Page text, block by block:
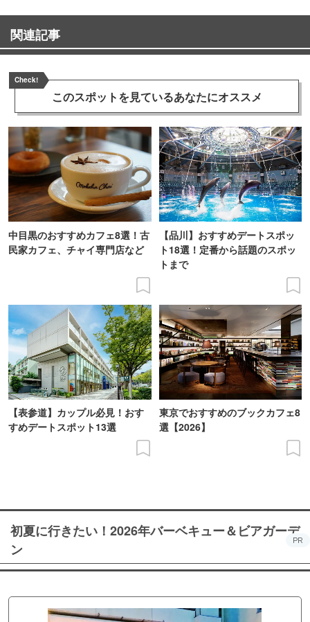
関連記事
Check!
このスポットを見ているあなたにオススメ
中目黒のおすすめカフェ8選！古
民家カフェ、チャイ専門店など
【品川】おすすめデートスポッ
ト18選！定番から話題のスポッ
トまで
【表参道】カップル必見！おす
すめデートスポット13選
東京でおすすめのブックカフェ8
選【2026】
初夏に行きたい！2026年バーベキュー＆ビアガーデ
ン
PR